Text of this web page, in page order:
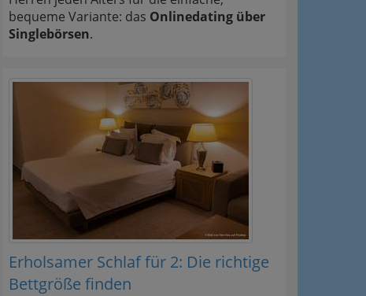
bequeme Variante: das Onlinedating über
Singlebörsen.
Erholsamer Schlaf für 2: Die richtige
Bettgröße finden